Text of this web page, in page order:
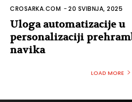
CROSARKA.COM -20 SVIBNJA, 2025
Uloga automatizacije u
personalizaciji
navika
LOAD MORE